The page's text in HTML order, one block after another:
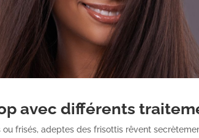
avec différents
frisés, adeptes des frisottis rêvent